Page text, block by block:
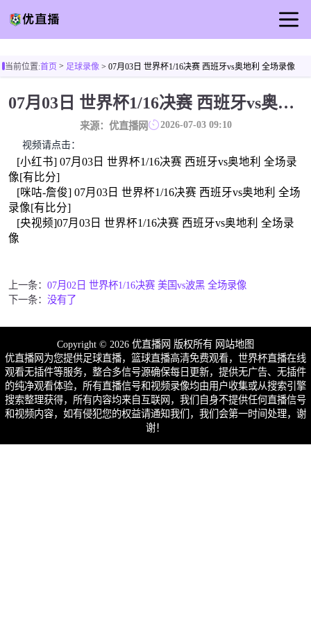
篮球直播
足球新闻
当前位置:首页> 足球录像> 07月03日 世界杯1/16决赛 西班牙vs奥地利 全场录像
07月03日 世界杯1/16决赛 西班牙vs奥地利 全场录像
来源：优直播网 2026-07-03 09:10
视频请点击：
[小红书] 07月03日 世界杯1/16决赛 西班牙vs奥地利 全场录
像[有比分]
[咪咕-詹俊] 07月03日 世界杯1/16决赛 西班牙vs奥地利 全场
录像[有比分]
[央视频]07月03日 世界杯1/16决赛 西班牙vs奥地利 全场录
像
上一条： 07月02日 世界杯1/16决赛 美国vs波黑 全场录像
下一条： 没有了
Copyright © 2026 优直播网 版权所有 网站地图
优直播网为您提供足球直播，篮球直播高清免费观看，世界杯直播在线
观看无插件等服务，整合多信号源确保每日更新，提供无广告、无插件
的纯净观看体验，所有直播信号和视频录像均由用户收集或从搜索引擎
搜索整理获得，所有内容均来自互联网，我们自身不提供任何直播信号
和视频内容，如有侵犯您的权益请通知我们，我们会第一时间处理，谢
谢！